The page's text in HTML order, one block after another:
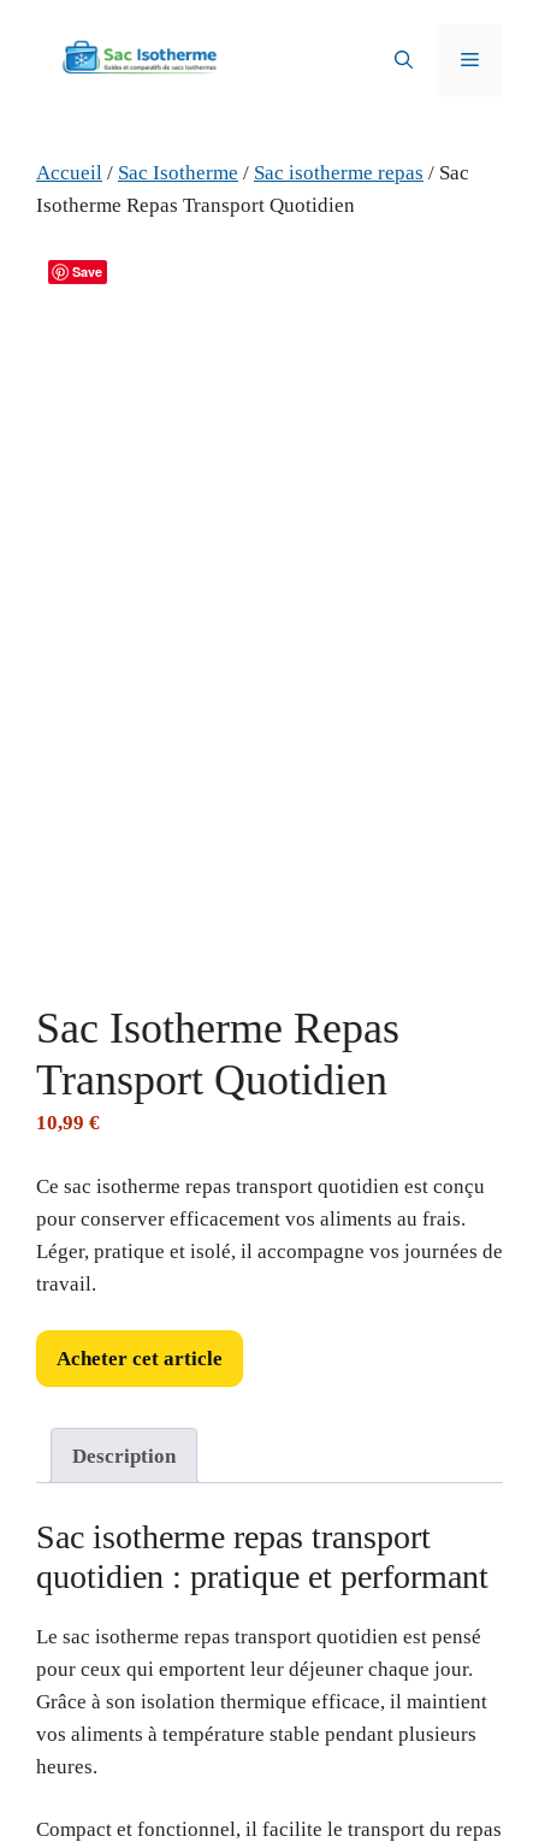
contenu
Menu
Accueil / Sac Isotherme / Sac isotherme repas / Sac
Isotherme Repas Transport Quotidien
Save
Sac Isotherme Repas
Transport Quotidien
10,99 €
Ce sac isotherme repas transport quotidien est conçu
pour conserver efficacement vos aliments au frais.
Léger, pratique et isolé, il accompagne vos journées de
travail.
Acheter cet article
Description
Sac isotherme repas transport
quotidien : pratique et performant
Le sac isotherme repas transport quotidien est pensé
pour ceux qui emportent leur déjeuner chaque jour.
Grâce à son isolation thermique efficace, il maintient
vos aliments à température stable pendant plusieurs
heures.
Compact et fonctionnel, il facilite le transport du repas